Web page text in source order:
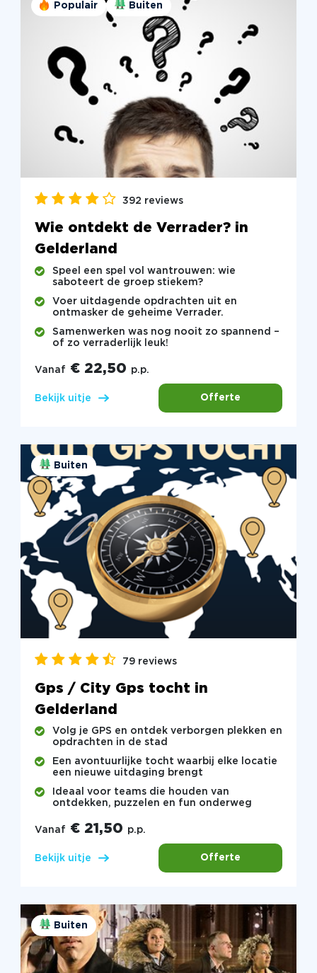
Populair Buiten
392 reviews
Wie ontdekt de Verrader? in
Gelderland
Speel een spel vol wantrouwen: wie
saboteert de groep stiekem?
Voer uitdagende opdrachten uit en
ontmasker de geheime Verrader.
Samenwerken was nog nooit zo spannend –
of zo verraderlijk leuk!
Vanaf € 22,50 p.p.
Bekijk uitje Offerte
Buiten
79 reviews
Gps / City Gps tocht in
Gelderland
Volg je GPS en ontdek verborgen plekken en
opdrachten in de stad
Een avontuurlijke tocht waarbij elke locatie
een nieuwe uitdaging brengt
Ideaal voor teams die houden van
ontdekken, puzzelen en fun onderweg
Vanaf € 21,50 p.p.
Bekijk uitje Offerte
Buiten